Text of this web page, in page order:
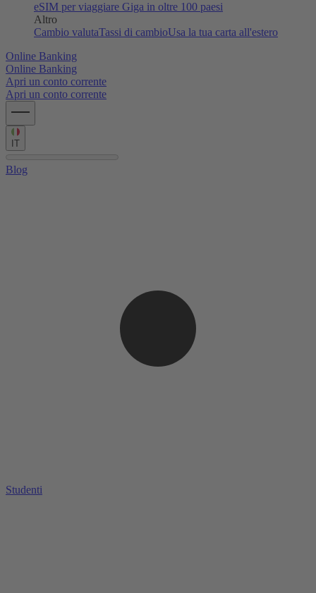
eSIM per viaggiare Giga in oltre 100 paesi
Altro
Cambio valutaTassi di cambioUsa la tua carta all'estero
Online Banking
Online Banking
Apri un conto corrente
Apri un conto corrente
IT
Blog
Studenti